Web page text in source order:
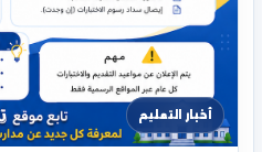
أخبار التعليم